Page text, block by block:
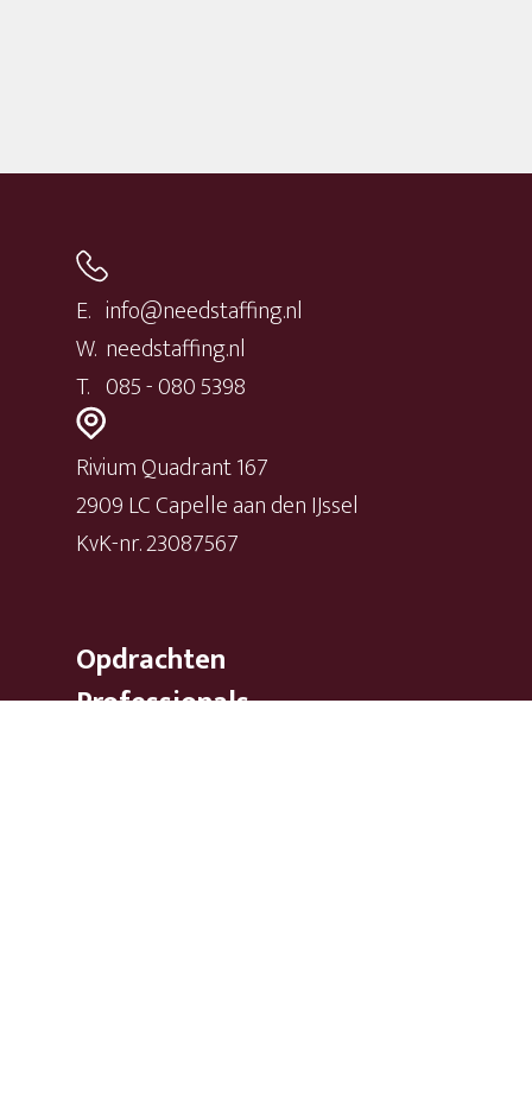
E. info@needstaffing.nl
W. needstaffing.nl
T. 085 - 080 5398
Rivium Quadrant 167
2909 LC Capelle aan den IJssel
KvK-nr. 23087567
Opdrachten
Professionals